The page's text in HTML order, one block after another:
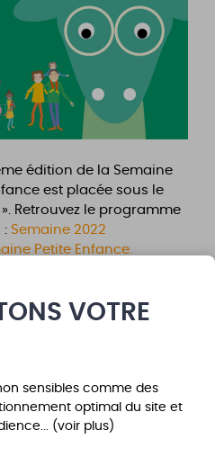
édition de la Semaine
est placée sous le
Retrouvez le programme
: Semaine 2022
Petite Enfance.
vous aux
VOTRE
sensibles comme des
optimal du site et
(voir plus)